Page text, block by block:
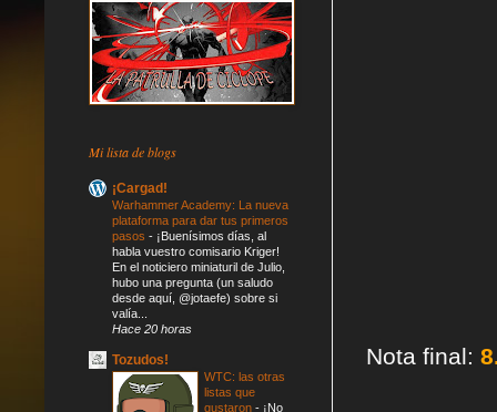
Nota final:
Mi lista de blogs
¡Cargad!
Warhammer Academy: La nueva
plataforma para dar tus primeros
pasos - ¡Buenísimos días, al
habla vuestro comisario Kriger!
En el noticiero miniaturil de Julio,
hubo una pregunta (un saludo
desde aquí, @jotaefe) sobre si
valía...
Hace 20 horas
Tozudos!
WTC: las otras
listas que
gustaron - ¡No